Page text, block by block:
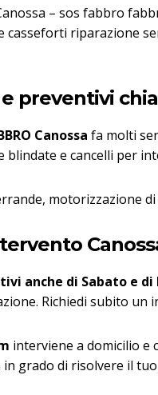
– sos fabbro
riparazione
preventivi
Canossa fa molti
e cancelli per
motorizzazione
anche di Sabato e di
Richiedi subito un
interviene a domicilio
grado di risolvere il